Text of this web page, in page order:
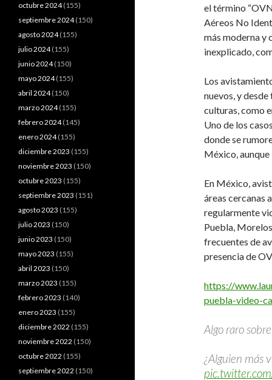
el término
Aéreos No
más moderna y
inexplicado,
Los
nuevos, y
culturas, como
Uno de los
donde se
México,
En México,
áreas cercanas
regularmente
Puebla,
frecuentes de
presencia de
https://
puebla-video-
Algo raro
¿Alguien más
octubre 2024(155)
septiembre 2024(150)
agosto 2024(155)
julio 2024(155)
junio 2024(150)
mayo 2024(155)
abril 2024(150)
marzo 2024(155)
febrero 2024(145)
enero 2024(155)
diciembre 2023 (155)
noviembre 2023 (150)
octubre 2023 (155)
septiembre 2023 (151)
agosto 2023 (155)
julio 2023 (150)
junio 2023 (150)
mayo 2023 (155)
abril 2023 (150)
marzo 2023 (155)
febrero 2023 (140)
enero 2023 (155)
diciembre 2022 (155)
noviembre 2022 (150)
octubre 2022 (155)
septiembre 2022 (150)